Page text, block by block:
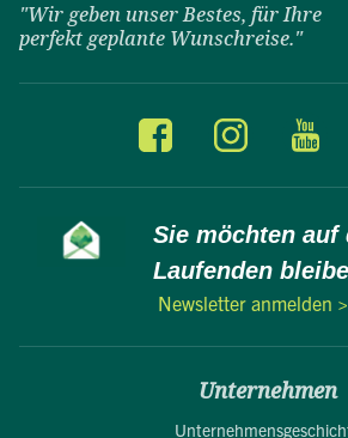
"Wir geben unser Bestes, für Ihre
perfekt geplante Wunschreise."
Sie möchten auf
Laufenden
Newsletter anmelden >
Unternehmen